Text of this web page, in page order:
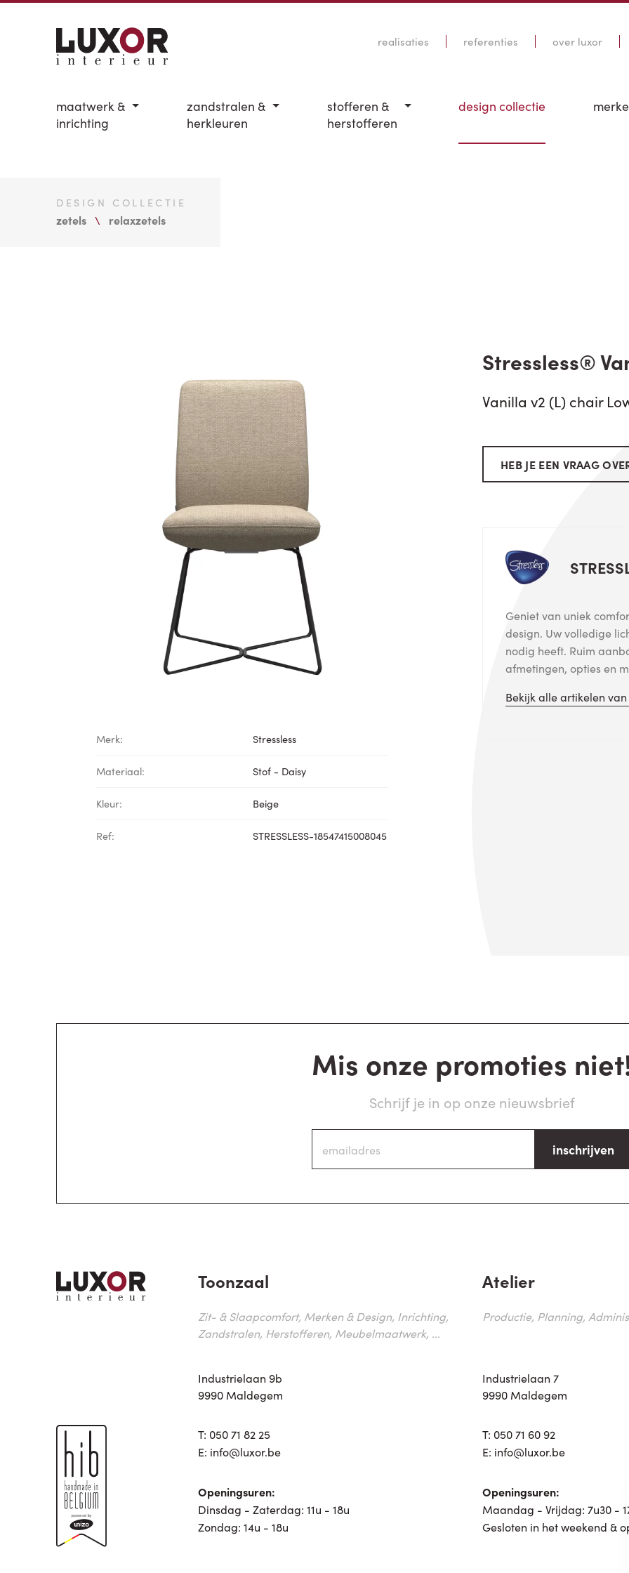
realisaties referenties over luxor
maatwerk &
inrichting
zandstralen &
herkleuren
stofferen &
herstofferen
design collectie
DESIGN COLLECTIE
zetels relaxzetels
Merk: Stressless
Materiaal: Stof - Daisy
Kleur: Beige
Ref: STRESSLESS-18547415008045
Stressless®
Vanilla v2 (L) chair
HEB JE EEN VRAAG
Geniet van uniek
design. Uw volledige
nodig heeft. Ruim
afmetingen, opties en
Bekijk alle artikelen van
Mis onze promoties
Schrijf je in op onze nieuwsbrief
inschrijven
Toonzaal
Zit- & Slaapcomfort, Merken & Design, Inrichting,
Zandstralen, Herstofferen, Meubelmaatwerk, ...
Industrielaan 9b
9990 Maldegem
T: 050 71 82 25
E: info@luxor.be
Openingsuren:
Dinsdag - Zaterdag: 11u - 18u
Zondag: 14u - 18u
Atelier
Productie, Planning,
Industrielaan 7
9990 Maldegem
T: 050 71 60 92
E: info@luxor.be
Openingsuren:
Maandag - Vrijdag: 7u30 -
Gesloten in het weekend &